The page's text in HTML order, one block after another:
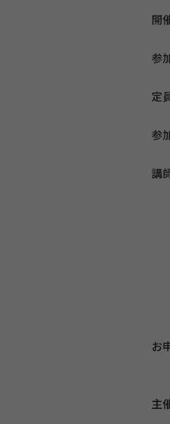
開
参
定
参
講
お
主